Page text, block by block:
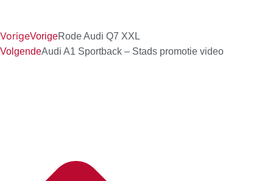
VorigeVorigeRode Audi Q7 XXL
VolgendeAudi A1 Sportback – Stads promotie video